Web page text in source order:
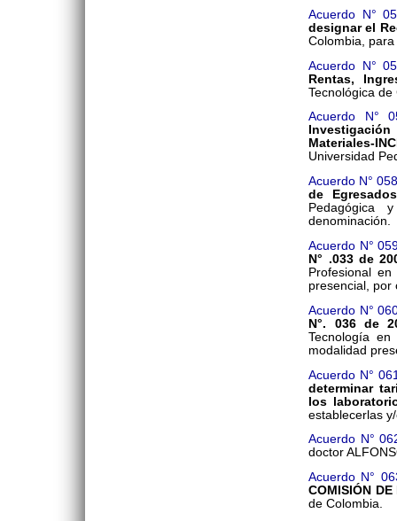
Acuerdo N°
designar el
Colombia,
Acuerdo N°
Rentas,
Tecnológica
Acuerdo N°
Materiales-
Universidad
Acuerdo N°
de
Pedagógica
denominación.
Acuerdo N°
N° .033 de
Profesional
presencial, por
Acuerdo N°
N°. 036 de
Tecnología
modalidad
Acuerdo N°
determinar
los
establecerlas
Acuerdo N°
doctor
Acuerdo N°
COMISIÓN DE
de Colombia.